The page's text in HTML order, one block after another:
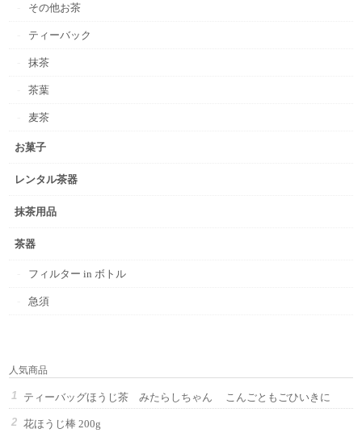
その他お茶
ティーバック
抹茶
茶葉
麦茶
お菓子
レンタル茶器
抹茶用品
茶器
フィルター in ボトル
急須
人気商品
ティーバッグほうじ茶 みたらしちゃん こんごともごひいきに
花ほうじ棒 200g